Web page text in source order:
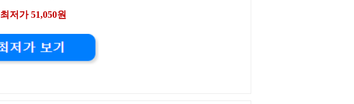
최저가 51,050원